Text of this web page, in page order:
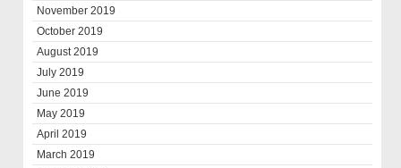
November 2019
October 2019
August 2019
July 2019
June 2019
May 2019
April 2019
March 2019